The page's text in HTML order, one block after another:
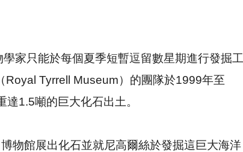
家只能於每個夏季短暫逗留數星期進行發掘工
Tyrrell Museum）的團隊於1999年至
1.5噸的巨大化石出土。
物館展出化石並就尼高爾絲於發掘這巨大海洋